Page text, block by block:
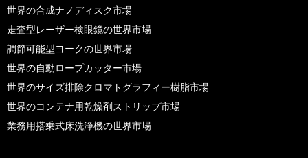
世界の合成ナノディスク市場
走査型レーザー検眼鏡の世界市場
調節可能型ヨークの世界市場
世界の自動ロープカッター市場
世界のサイズ排除クロマトグラフィー樹脂市場
世界のコンテナ用乾燥剤ストリップ市場
業務用搭乗式床洗浄機の世界市場